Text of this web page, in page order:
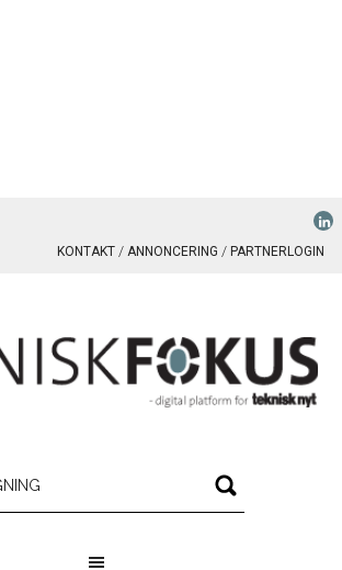
KONTAKT ANNONCERING PARTNERLOGIN